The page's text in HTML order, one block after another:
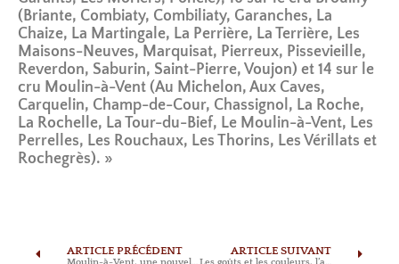
(Briante, Combiaty, Combiliaty, Garanches, La
Chaize, La Martingale, La Perrière, La Terrière, Les
Maisons-Neuves, Marquisat, Pierreux, Pissevieille,
Reverdon, Saburin, Saint-Pierre, Voujon) et 14 sur le
cru Moulin-à-Vent (Au Michelon, Aux Caves,
Carquelin, Champ-de-Cour, Chassignol, La Roche,
La Rochelle, La Tour-du-Bief, Le Moulin-à-Vent, Les
Perrelles, Les Rouchaux, Les Thorins, Les Vérillats et
Rochegrès). »
ARTICLE PRÉCÉDENT ARTICLE SUIVANT